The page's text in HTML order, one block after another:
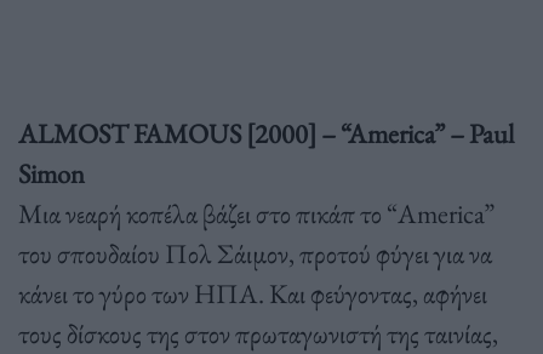
ALMOST FAMOUS [2000] – “America” – Paul
Simon
Μια νεαρή κοπέλα βάζει στο πικάπ το “America”
του σπουδαίου Πολ Σάιμον, προτού φύγει για να
κάνει το γύρο των ΗΠΑ. Και φεύγοντας, αφήνει
τους δίσκους της στον πρωταγωνιστή της ταινίας,